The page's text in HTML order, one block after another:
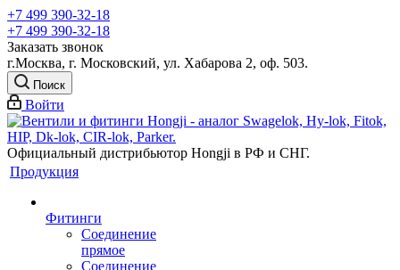
+7 499 390-32-18
+7 499 390-32-18
Заказать звонок
г.Москва, г. Московский, ул. Хабарова 2, оф. 503.
Поиск
Войти
Официальный дистрибьютор Hongji в РФ и СНГ.
Продукция
Фитинги
Соединение
прямое
Соединение